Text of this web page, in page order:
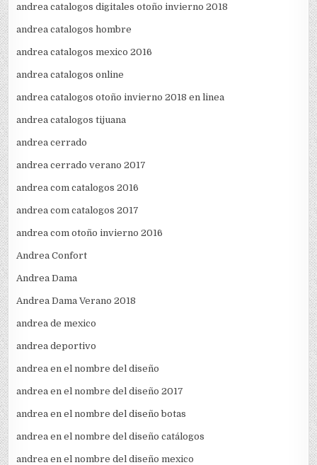
andrea catalogos digitales otoño invierno 2018
andrea catalogos hombre
andrea catalogos mexico 2016
andrea catalogos online
andrea catalogos otoño invierno 2018 en linea
andrea catalogos tijuana
andrea cerrado
andrea cerrado verano 2017
andrea com catalogos 2016
andrea com catalogos 2017
andrea com otoño invierno 2016
Andrea Confort
Andrea Dama
Andrea Dama Verano 2018
andrea de mexico
andrea deportivo
andrea en el nombre del diseño
andrea en el nombre del diseño 2017
andrea en el nombre del diseño botas
andrea en el nombre del diseño catálogos
andrea en el nombre del diseño mexico